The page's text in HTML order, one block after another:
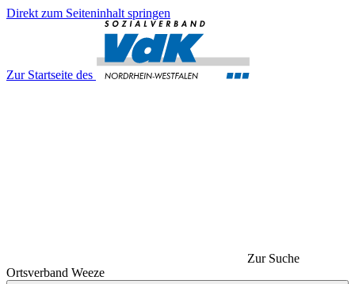
Direkt zum Seiteninhalt springen
Zur Startseite des
Zur Suche
Ortsverband Weeze